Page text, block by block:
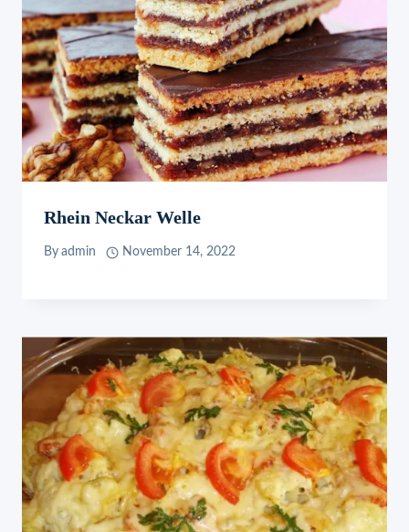
Rhein Neckar Welle
By admin November 14, 2022